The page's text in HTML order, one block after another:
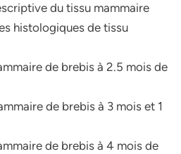
du tissu mammaire
histologiques de tissu
de brebis à 2.5 mois de
de brebis à 3 mois et 1
de brebis à 4 mois de